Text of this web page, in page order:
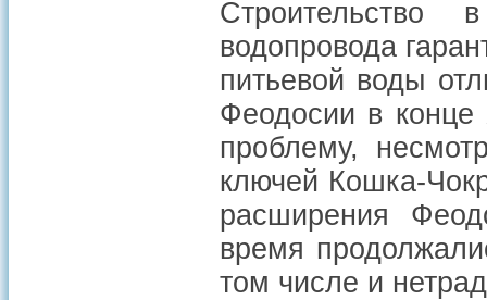
Строительство
водопровода
питьевой воды
Феодосии в
проблему,
ключей Кошка-
расширения
время
том числе и